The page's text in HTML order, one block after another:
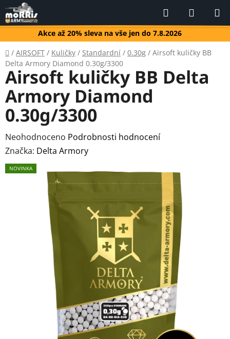
Přejít
na
obsah
Akce až 20% sleva na vše jen do 7.8.2026
Hledat
KOŠÍK
Domů
/ AIRSOFT / Kuličky / Standardní / 0.30g / Airsoft kuličky BB
Delta Armory Diamond 0.30g/3300
Airsoft kuličky BB Delta
Armory Diamond
0.30g/3300
Průměrné
hodnocení
produktu
Neohodnoceno Podrobnosti hodnocení
Značka: Delta Armory
NOVINKA